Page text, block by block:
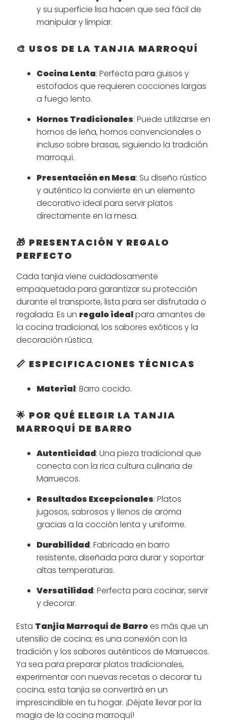
y su superficie lisa hacen que sea fácil de
manipular y limpiar.
🎨 USOS DE LA TANJIA MARROQUÍ
Cocina Lenta: Perfecta para guisos y
estofados que requieren cocciones largas
a fuego lento.
Hornos Tradicionales: Puede utilizarse en
hornos de leña, hornos convencionales o
incluso sobre brasas, siguiendo la tradición
marroquí.
Presentación en Mesa: Su diseño rústico
y auténtico la convierte en un elemento
decorativo ideal para servir platos
directamente en la mesa.
🎁 PRESENTACIÓN Y REGALO
PERFECTO
Cada tanjia viene cuidadosamente
empaquetada para garantizar su protección
durante el transporte, lista para ser disfrutada o
regalada. Es un regalo idealpara amantes de
la cocina tradicional, los sabores exóticos y la
decoración rústica.
📏 ESPECIFICACIONES TÉCNICAS
Material: Barro cocido.
🌟 POR QUÉ ELEGIR LA TANJIA
MARROQUÍ DE BARRO
Autenticidad: Una pieza tradicional que
conecta con la rica cultura culinaria de
Marruecos.
Resultados Excepcionales: Platos
jugosos, sabrosos y llenos de aroma
gracias a la cocción lenta y uniforme.
Durabilidad: Fabricada en barro
resistente, diseñada para durar y soportar
altas temperaturas.
Versatilidad: Perfecta para cocinar, servir
y decorar.
Esta Tanjia Marroquí de Barroes más que un
utensilio de cocina; es una conexión con la
tradición y los sabores auténticos de Marruecos.
Ya sea para preparar platos tradicionales,
experimentar con nuevas recetas o decorar tu
cocina, esta tanjia se convertirá en un
imprescindible en tu hogar. ¡Déjate llevar por la
magia de la cocina marroquí!